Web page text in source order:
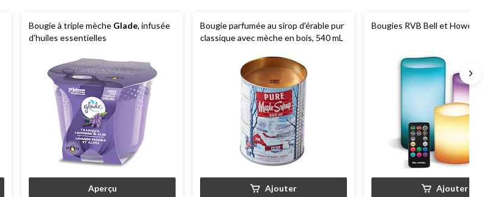
Bougie à triple mèche Glade, infusée
d'huiles essentielles
Aperçu
Bougie parfumée au sirop d'érable pur
classique avec mèche en bois, 540 mL
Ajouter
Bougies RVB Bell et Howell,
Ajouter